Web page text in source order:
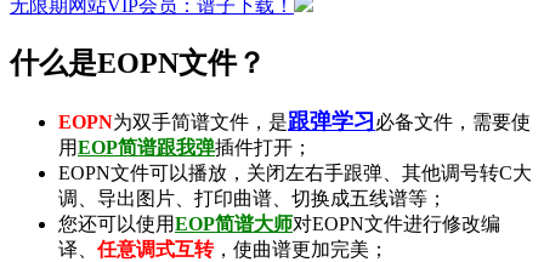
无限期网站VIP会员：谱子下载！
什么是EOPN文件？
EOPN为双手简谱文件，是跟弹学习必备文件，需要使
用EOP简谱跟我弹插件打开；
EOPN文件可以播放，关闭左右手跟弹、其他调号转C大
调、导出图片、打印曲谱、切换成五线谱等；
您还可以使用EOP简谱大师对EOPN文件进行修改编
译、 任意调式互转，使曲谱更加完美；